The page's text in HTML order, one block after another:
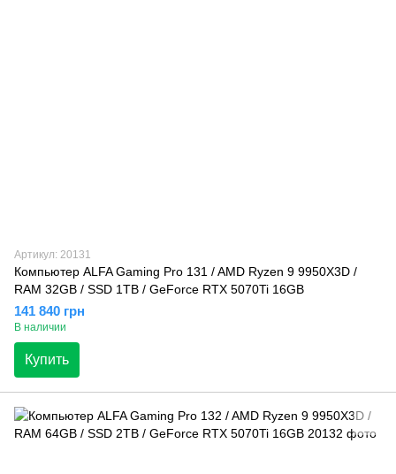
Артикул: 20131
Компьютер ALFA Gaming Pro 131 / AMD Ryzen 9 9950X3D /
RAM 32GB / SSD 1TB / GeForce RTX 5070Ti 16GB
141 840 грн
В наличии
Купить